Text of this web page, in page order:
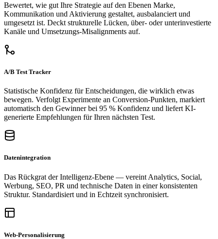
Bewertet, wie gut Ihre Strategie auf den Ebenen Marke,
Kommunikation und Aktivierung gestaltet, ausbalanciert und
umgesetzt ist. Deckt strukturelle Lücken, über- oder unterinvestierte
Kanäle und Umsetzungs-Misalignments auf.
A/B Test Tracker
Statistische Konfidenz für Entscheidungen, die wirklich etwas
bewegen. Verfolgt Experimente an Conversion-Punkten, markiert
automatisch den Gewinner bei 95 % Konfidenz und liefert KI-
generierte Empfehlungen für Ihren nächsten Test.
Datenintegration
Das Rückgrat der Intelligenz-Ebene — vereint Analytics, Social,
Werbung, SEO, PR und technische Daten in einer konsistenten
Struktur. Standardisiert und in Echtzeit synchronisiert.
Web-Personalisierung